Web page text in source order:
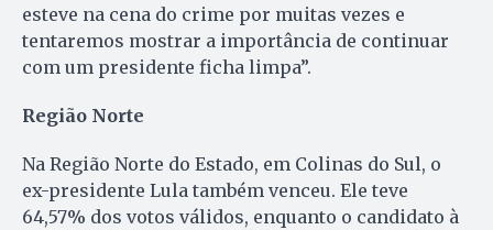
esteve na cena do crime por muitas vezes e
tentaremos mostrar a importância de continuar
com um presidente ficha limpa”.
Região Norte
Na Região Norte do Estado, em Colinas do Sul, o
ex-presidente Lula também venceu. Ele teve
64,57% dos votos válidos, enquanto o candidato à